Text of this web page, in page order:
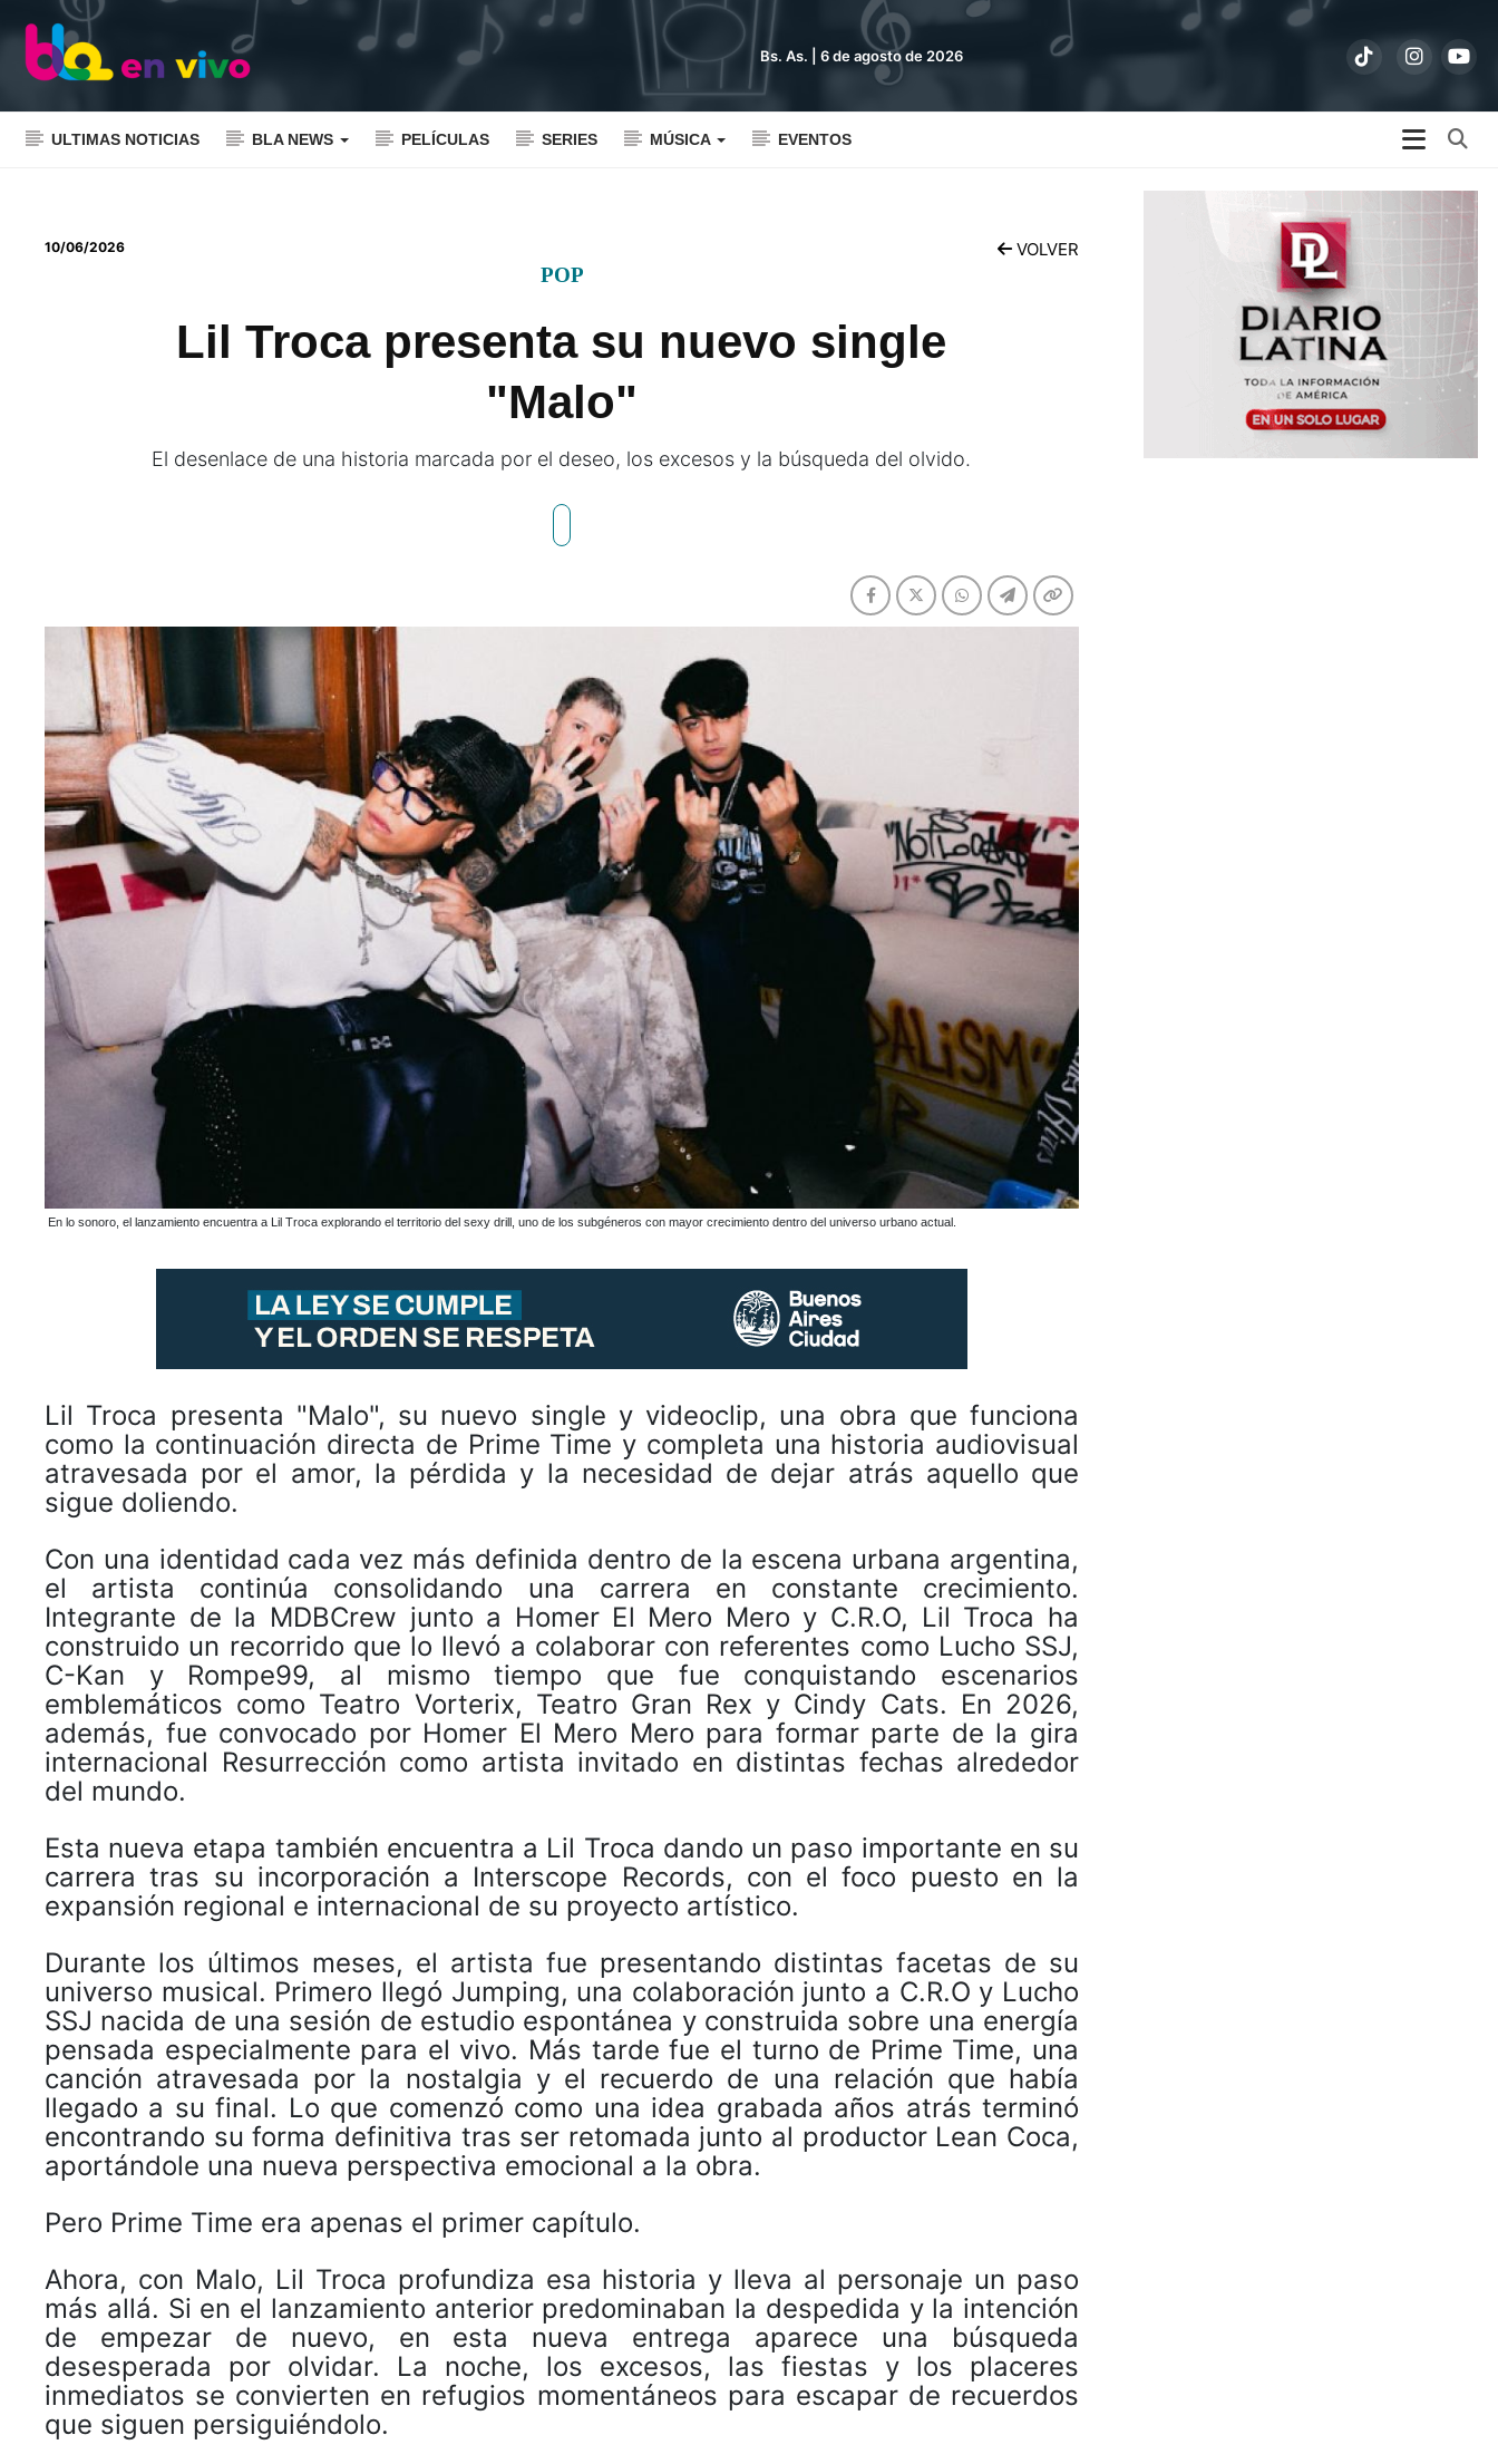
Bs. As. | 6 de agosto de 2026
ULTIMAS NOTICIAS BLA NEWS PELÍCULAS SERIES MÚSICA EVENTOS
10/06/2026 VOLVER
POP
Lil Troca presenta su nuevo single
"Malo"
El desenlace de una historia marcada por el deseo, los excesos y la búsqueda del olvido.
En lo sonoro, el lanzamiento encuentra a Lil Troca explorando el territorio del sexy drill, uno de los subgéneros con mayor crecimiento dentro del universo urbano actual.
Lil Troca presenta "Malo", su nuevo single y videoclip, una obra que funciona
como la continuación directa de Prime Time y completa una historia audiovisual
atravesada por el amor, la pérdida y la necesidad de dejar atrás aquello que
sigue doliendo.
Con una identidad cada vez más definida dentro de la escena urbana argentina,
el artista continúa consolidando una carrera en constante crecimiento.
Integrante de la MDBCrew junto a Homer El Mero Mero y C.R.O, Lil Troca ha
construido un recorrido que lo llevó a colaborar con referentes como Lucho SSJ,
C-Kan y Rompe99, al mismo tiempo que fue conquistando escenarios
emblemáticos como Teatro Vorterix, Teatro Gran Rex y Cindy Cats. En 2026,
además, fue convocado por Homer El Mero Mero para formar parte de la gira
internacional Resurrección como artista invitado en distintas fechas alrededor
del mundo.
Esta nueva etapa también encuentra a Lil Troca dando un paso importante en su
carrera tras su incorporación a Interscope Records, con el foco puesto en la
expansión regional e internacional de su proyecto artístico.
Durante los últimos meses, el artista fue presentando distintas facetas de su
universo musical. Primero llegó Jumping, una colaboración junto a C.R.O y Lucho
SSJ nacida de una sesión de estudio espontánea y construida sobre una energía
pensada especialmente para el vivo. Más tarde fue el turno de Prime Time, una
canción atravesada por la nostalgia y el recuerdo de una relación que había
llegado a su final. Lo que comenzó como una idea grabada años atrás terminó
encontrando su forma definitiva tras ser retomada junto al productor Lean Coca,
aportándole una nueva perspectiva emocional a la obra.
Pero Prime Time era apenas el primer capítulo.
Ahora, con Malo, Lil Troca profundiza esa historia y lleva al personaje un paso
más allá. Si en el lanzamiento anterior predominaban la despedida y la intención
de empezar de nuevo, en esta nueva entrega aparece una búsqueda
desesperada por olvidar. La noche, los excesos, las fiestas y los placeres
inmediatos se convierten en refugios momentáneos para escapar de recuerdos
que siguen persiguiéndolo.